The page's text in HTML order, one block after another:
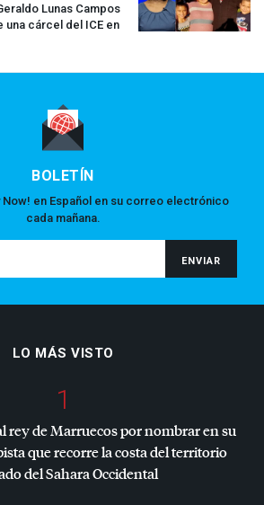
Lunas Campos
una cárcel del ICE en
BOLETÍN
en Español en su correo electrónico
cada mañana.
LO MÁS VISTO
1
rey de Marruecos por nombrar en su
que recorre la costa del territorio
del Sahara Occidental